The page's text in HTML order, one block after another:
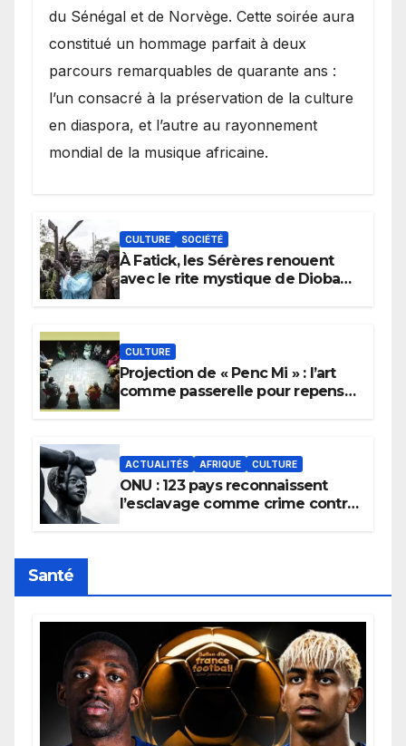
du Sénégal et de Norvège. Cette soirée aura
constitué un hommage parfait à deux
parcours remarquables de quarante ans :
l’un consacré à la préservation de la culture
en diaspora, et l’autre au rayonnement
mondial de la musique africaine.
CULTURE SOCIÉTÉ
À Fatick, les Sérères renouent
avec le rite mystique de Diobaye
CULTURE
Projection de « Penc Mi » : l’art
comme passerelle pour repenser
ACTUALITÉS AFRIQUE CULTURE
ONU : 123 pays reconnaissent
l’esclavage comme crime contre
Santé